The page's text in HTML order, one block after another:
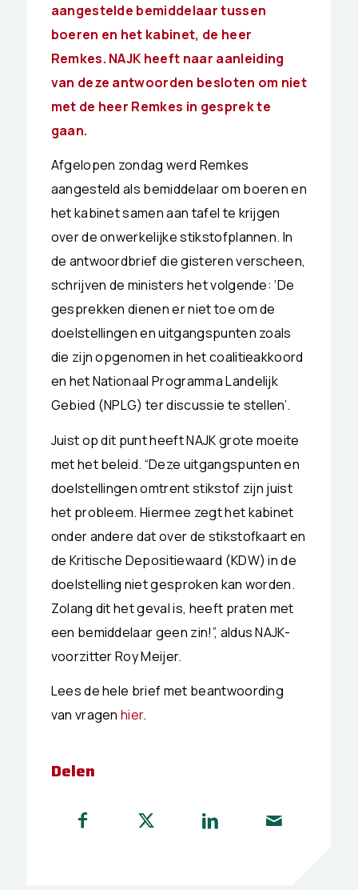
aangestelde bemiddelaar tussen
boeren en het kabinet, de heer
Remkes. NAJK heeft naar aanleiding
van deze antwoorden besloten om niet
met de heer Remkes in gesprek te
gaan.
Afgelopen zondag werd Remkes
aangesteld als bemiddelaar om boeren en
het kabinet samen aan tafel te krijgen
over de onwerkelijke stikstofplannen. In
de antwoordbrief die gisteren verscheen,
schrijven de ministers het volgende: ‘De
gesprekken dienen er niet toe om de
doelstellingen en uitgangspunten zoals
die zijn opgenomen in het coalitieakkoord
en het Nationaal Programma Landelijk
Gebied (NPLG) ter discussie te stellen’.
Juist op dit punt heeft NAJK grote moeite
met het beleid. “Deze uitgangspunten en
doelstellingen omtrent stikstof zijn juist
het probleem. Hiermee zegt het kabinet
onder andere dat over de stikstofkaart en
de Kritische Depositiewaard (KDW) in de
doelstelling niet gesproken kan worden.
Zolang dit het geval is, heeft praten met
een bemiddelaar geen zin!”, aldus NAJK-
voorzitter Roy Meijer.
Lees de hele brief met beantwoording
van vragenhier.
Delen